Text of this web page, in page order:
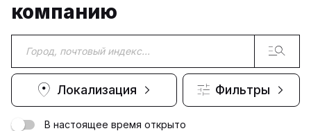
компанию
Локализация Фильтры
В настоящее время открыто